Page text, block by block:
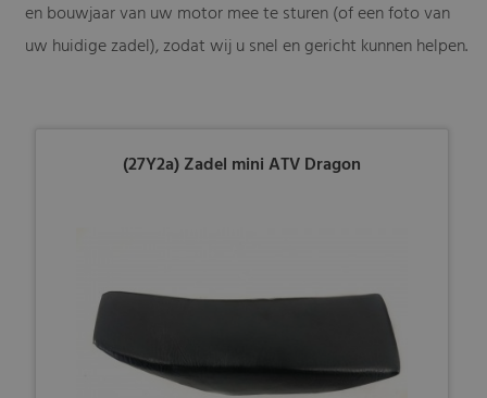
en bouwjaar van uw motor mee te sturen (of een foto van
uw huidige zadel), zodat wij u snel en gericht kunnen helpen.
(27Y2a) Zadel mini ATV Dragon